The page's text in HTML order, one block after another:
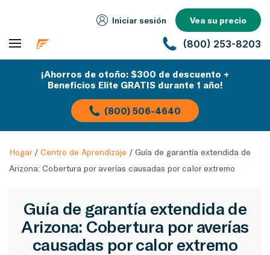
Iniciar sesión Vea su precio
(800) 253-8203
¡Ahorros de otoño: $300 de descuento +
Beneficios Elite GRATIS durante 1 año!
(800) 506-4640
Hogar/ Centro de Aprendizaje / Guía de garantía extendida de
Arizona: Cobertura por averías causadas por calor extremo
Guía de garantía extendida de
Arizona: Cobertura por averías
causadas por calor extremo